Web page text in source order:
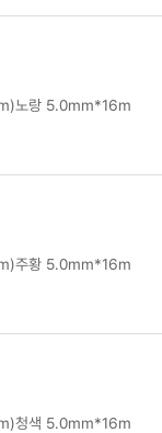
노랑 5.0mm*16m
주황 5.0mm*16m
청색 5.0mm*16m